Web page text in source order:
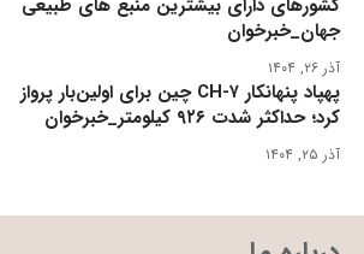
کشورهای دارای بیشترین منبع های طبیعی
جهان_خبرخوان
آذر ۲۶, ۱۴۰۴
پهپاد پنهانکار CH-۷ چین برای اولین‌بار پرواز
کرد؛ حداکثر شدت ۹۲۶ کیلومتر_خبرخوان
آذر ۲۵, ۱۴۰۴